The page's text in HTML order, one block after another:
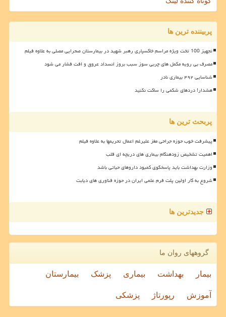
پربیننده ترین ها
تجهیز 100 تخت ویژه مراسم خاکسپاری رهبر شهید در بیمارستان صحرایی مصلی به علاوه فیلم
مصرف بی رویه مکمل های چربی سوز سبب بروز انسداد عروق و افت فشار می شود
شناسایی ۴۹۲ بیماری نادر
هشدار! دردهای شکمی را ساکت نکنید
پربحث ترین ها
پیشرفت خوب حوزه جراحی مغز علیرغم اعمال تحریمها به علاوه فیلم
اهمیت تشخیص زودهنگام بیماری های دریچه ای قلب
وزارت بهداشت باید پاسخگوی کمبود داروهای حیاتی باشد
شروع به کار اولین پلت فرم علمی ایران در حوزه فناوری های دیابت
جدیدترین ها
گروههای روان ما
بیمار بهداشت بیماری پزشک بیمارستان
آموزش رپورتاژ پزشکی